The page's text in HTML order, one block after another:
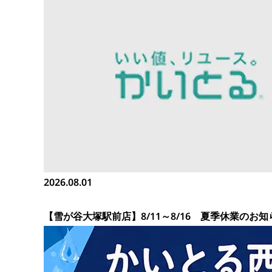
2026.08.01
【雪が谷大塚駅前店】8/11～8/16 夏季休業のお知